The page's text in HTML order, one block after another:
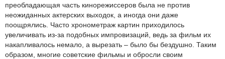
преобладающая часть кинорежиссеров была не против
неожиданных актерских выходок, а иногда они даже
поощрялись. Часто хронометраж картин приходилось
увеличивать из-за подобных импровизаций, ведь за фильм их
накапливалось немало, а вырезать – было бы бездушно. Таким
образом, многие советские фильмы и обросли своим